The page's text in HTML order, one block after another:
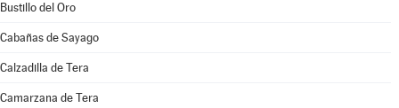
Bustillo del Oro
Cabañas de Sayago
Calzadilla de Tera
Camarzana de Tera